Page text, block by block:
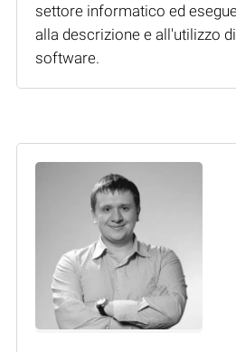
settore informatico ed
alla descrizione e all'utilizzo
software.